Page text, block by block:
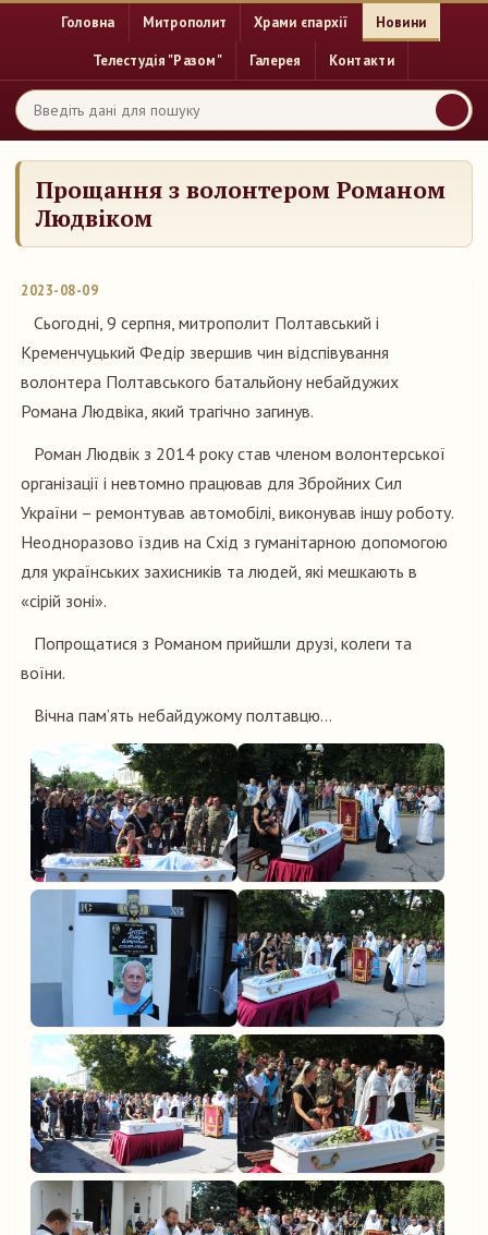
Головна Митрополит Храми єпархії Новини
Телестудія "Разом" Галерея Контакти
Прощання з волонтером Романом
Людвіком
2023-08-09
Сьогодні, 9 серпня, митрополит Полтавський і
Кременчуцький Федір звершив чин відспівування
волонтера Полтавського батальйону небайдужих
Романа Людвіка, який трагічно загинув.
Роман Людвік з 2014 року став членом волонтерської
організації і невтомно працював для Збройних Сил
України – ремонтував автомобілі, виконував іншу роботу.
Неодноразово їздив на Схід з гуманітарною допомогою
для українських захисників та людей, які мешкають в
«сірій зоні».
Попрощатися з Романом прийшли друзі, колеги та
воїни.
Вічна пам’ять небайдужому полтавцю…